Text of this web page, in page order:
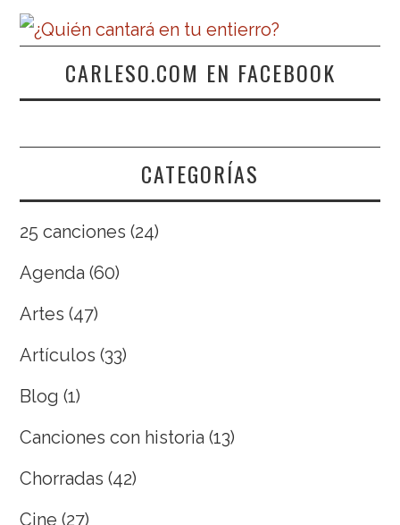
CARLESO.COM EN FACEBOOK
CATEGORÍAS
25 canciones (24)
Agenda (60)
Artes (47)
Artículos (33)
Blog (1)
Canciones con historia (13)
Chorradas (42)
Cine (27)